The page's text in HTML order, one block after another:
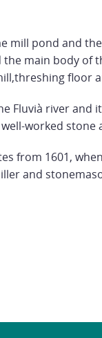
mill pond and
main body of
floor
Fluvià river and
worked stone
from 1601,
and